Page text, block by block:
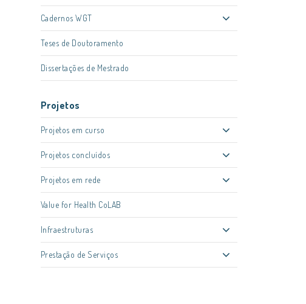
Cadernos WGT
Teses de Doutoramento
Dissertações de Mestrado
Projetos
Projetos em curso
Projetos concluídos
Projetos em rede
Value for Health CoLAB
Infraestruturas
Prestação de Serviços